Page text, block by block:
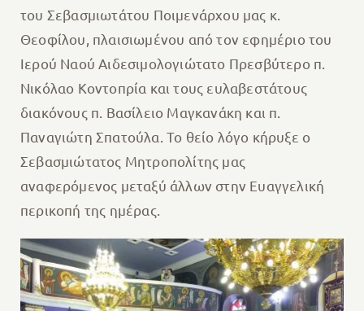
του Σεβασμιωτάτου Ποιμενάρχου μας κ.
Θεοφίλου, πλαισιωμένου από τον εφημέριο του
Ιερού Ναού Αιδεσιμολογιώτατο Πρεσβύτερο π.
Νικόλαο Κοντοπρία και τους ευλαβεστάτους
διακόνους π. Βασίλειο Μαγκανάκη και π.
Παναγιώτη Σπατούλα. Το θείο λόγο κήρυξε ο
Σεβασμιώτατος Μητροπολίτης μας
αναφερόμενος μεταξύ άλλων στην Ευαγγελική
περικοπή της ημέρας.